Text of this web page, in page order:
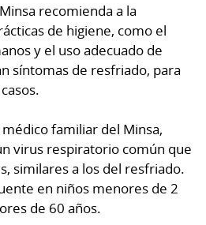
recomienda a la
de higiene, como el
y el uso adecuado de
síntomas de resfriado, para
médico familiar del Minsa,
virus respiratorio común que
similares a los del resfriado.
en niños menores de 2
de 60 años.